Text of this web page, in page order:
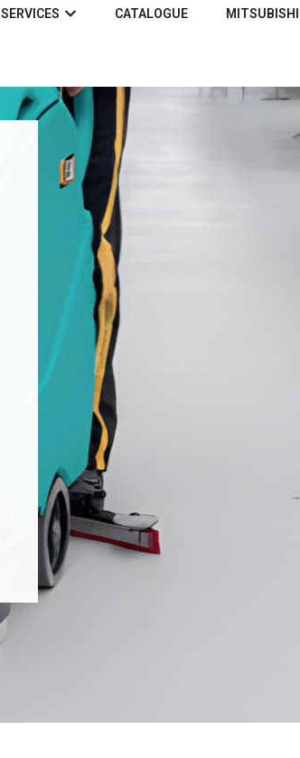
SERVICES CATALOGUE MITSUBISHI